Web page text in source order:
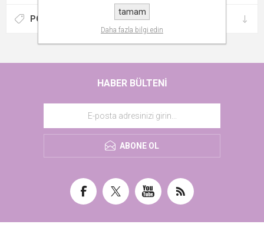
POPÜLER ETIKETLER
HABER BÜLTENI
ABONE OL
tamam
Daha fazla bilgi edin